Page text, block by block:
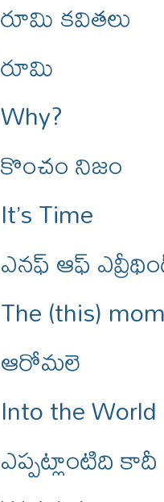
రూమి కవితలు
రూమి
Why?
కొంచం నిజం
It’s Time
ఎనఫ్ ఆఫ్
The (this)
ఆరోమలె
Into the World
ఎప్పట్లాంటిది